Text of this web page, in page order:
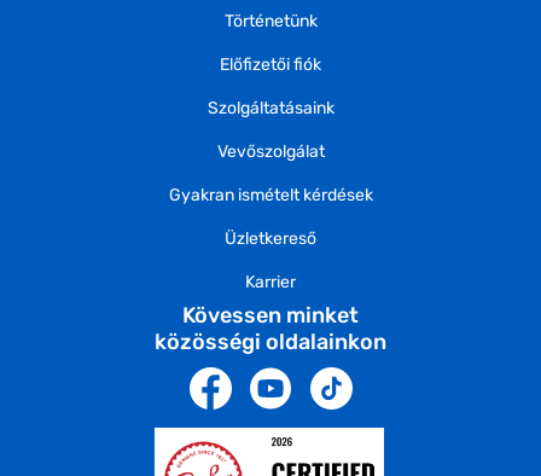
Történetünk
Előfizetői fiók
Szolgáltatásaink
Vevőszolgálat
Gyakran ismételt kérdések
Üzletkereső
Karrier
Kövessen minket
közösségi oldalainkon